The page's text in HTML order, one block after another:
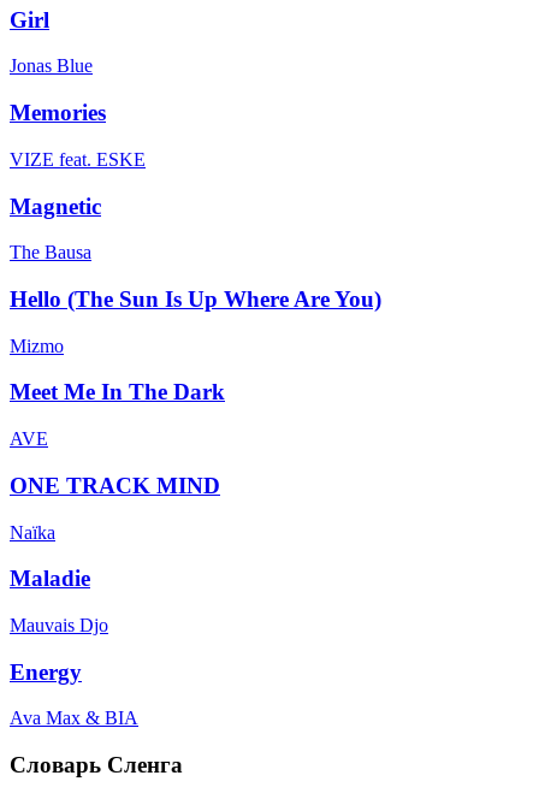
Girl
Jonas Blue
Memories
VIZE feat. ESKE
Magnetic
The Bausa
Hello (The Sun Is Up Where Are You)
Mizmo
Meet Me In The Dark
AVE
ONE TRACK MIND
Naïka
Maladie
Mauvais Djo
Energy
Ava Max & BIA
Словарь Сленга